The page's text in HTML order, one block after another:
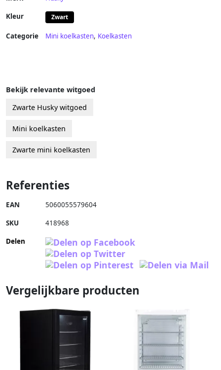
Kleur Zwart
Categorie Mini koelkasten, Koelkasten
Bekijk relevante witgoed
Zwarte Husky witgoed
Mini koelkasten
Zwarte mini koelkasten
Referenties
EAN 5060055579604
SKU 418968
Delen
Vergelijkbare producten